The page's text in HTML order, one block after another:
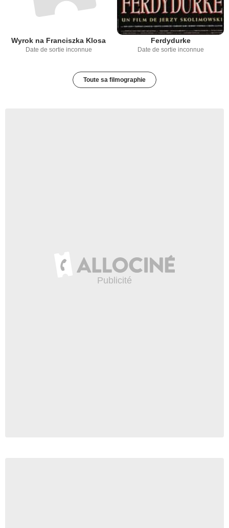
Wyrok na Franciszka Klosa
Date de sortie inconnue
Ferdydurke
Date de sortie inconnue
Toute sa filmographie